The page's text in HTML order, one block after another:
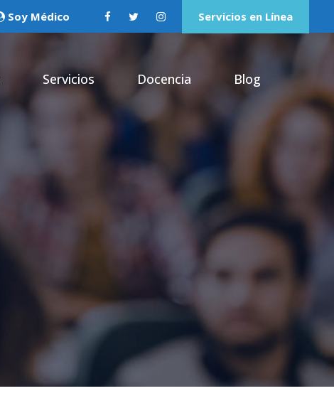
Soy Médico Servicios en Línea
Servicios Docencia Blog